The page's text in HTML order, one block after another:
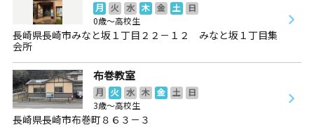
月 火 水 木 金 土
日
0歳～高校生
長崎県長崎市みなと坂１丁目２２－１２ みなと坂１丁目集
会所
布巻教室
月 火 水 木 金 土
日
3歳～高校生
長崎県長崎市布巻町８６３－３